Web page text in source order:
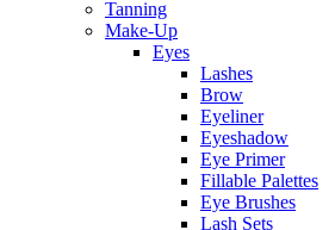
Tanning
Make-Up
Eyes
Lashes
Brow
Eyeliner
Eyeshadow
Eye Primer
Fillable Palettes
Eye Brushes
Lash Sets